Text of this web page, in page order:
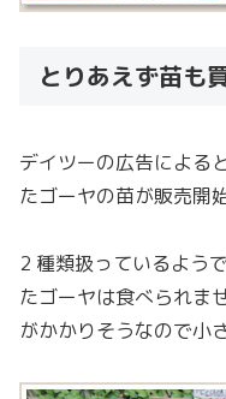
とりあえず苗も
デイツーの広告による
たゴーヤの苗が販売開
2 種類扱っているよう
たゴーヤは食べられま
がかかりそうなので小